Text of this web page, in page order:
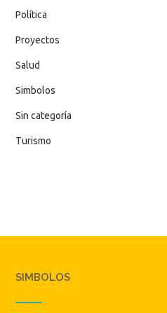
Política
Proyectos
Salud
Simbolos
Sin categoría
Turismo
SIMBOLOS